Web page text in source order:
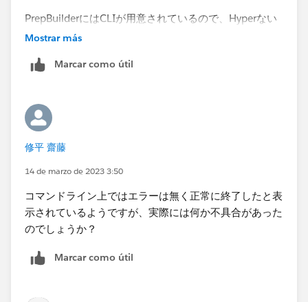
PrepBuilderにはCLIが用意されているので、Hyperない
しCSVでファイルを生成させて、その直後にFTPで送り
す。
Tableau
あるいはデータをRedshiftに入れるのが目的なら、出力
先をRedshiftに指定することも可能です（これは運用規
則が許せば、ですが）​。
Mostrar más
Marcar como útil
修平 齋藤
14 de marzo de 2023 3:50
コマンドライン上ではエラーは無く正常に終了したと表
示されている​ようですが、実際には何か不具合があった
のでしょうか？
Marcar como útil